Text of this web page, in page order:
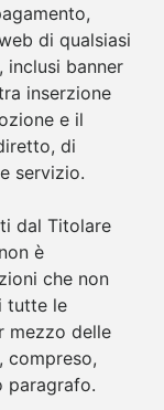
di qualsiasi
banner
inserzione
e il
di
servizio.
dal Titolare
è
che non
tutte le
mezzo delle
compreso,
paragrafo.